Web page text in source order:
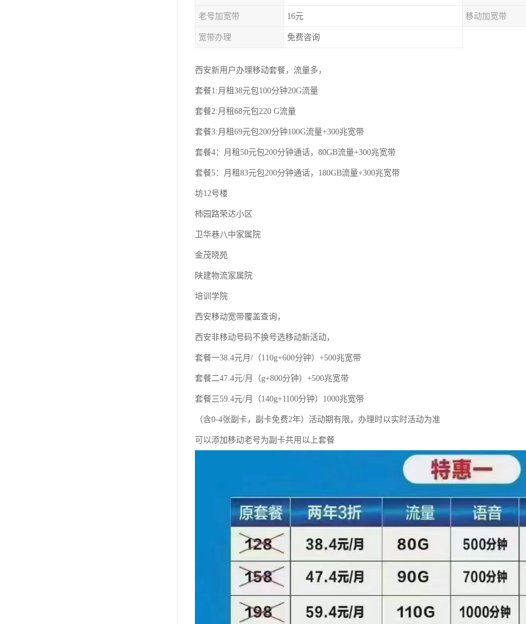
老号加宽带 16元 移动加宽带
宽带办理 免费咨询
西安新用户办理移动套餐，流量多，
套餐1:月租38元包100分钟20G流量
套餐2:月租68元包220 G流量
套餐3:月租69元包200分钟100G流量+300兆宽带
套餐4：月租50元包200分钟通话，80GB流量+300兆宽带
套餐5：月租83元包200分钟通话，180GB流量+300兆宽带
坊12号楼
柿园路荣达小区
卫华巷八中家属院
金茂晓苑
陕建物流家属院
培训学院
西安移动宽带覆盖查询，
西安非移动号码不换号选移动新活动，
套餐一38.4元月/（110g+600分钟）+500兆宽带
套餐二47.4元/月（g+800分钟）+500兆宽带
套餐三59.4元/月（140g+1100分钟）1000兆宽带
（含0-4张副卡，副卡免费2年）活动期有限，办理时以实时活动为准
可以添加移动老号为副卡共用以上套餐